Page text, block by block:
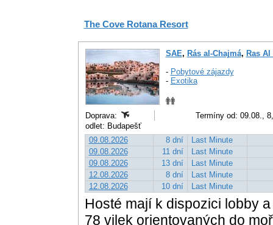
The Cove Rotana Resort
SAE, Rás al-Chajmá, Ras
- Pobytové zájazdy
- Exotika
Doprava:
Termíny od: 09.08.,
odlet: Budapešť
09.08.2026
8 dní
Last Minute
09.08.2026
11 dní
Last Minute
09.08.2026
13 dní
Last Minute
12.08.2026
8 dní
Last Minute
12.08.2026
10 dní Last Minute
Hosté mají k dispozici lobby
78 vilek orientovaných do